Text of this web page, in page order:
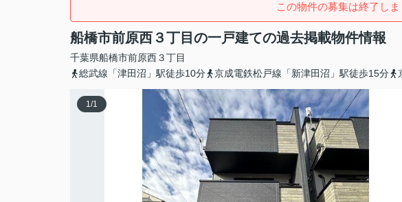
この物件の募集は終了しま
船橋市前原西３丁目の一戸建ての過去掲載物件情報
千葉県船橋市前原西３丁目
総武線「津田沼」駅徒歩10分
京成電鉄松戸線「新津田沼」駅徒歩15分
1/1